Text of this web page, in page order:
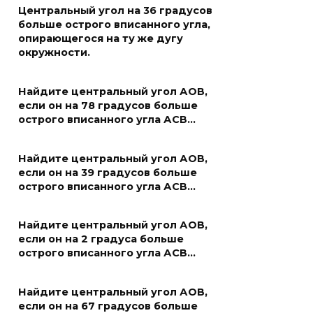
Центральный угол на 36 градусов
больше острого вписанного угла,
опирающегося на ту же дугу
окружности.
Найдите центральный угол АОВ,
если он на 78 градусов больше
острого вписанного угла АСВ…
Найдите центральный угол АОВ,
если он на 39 градусов больше
острого вписанного угла АСВ…
Найдите центральный угол АОВ,
если он на 2 градуса больше
острого вписанного угла АСВ…
Найдите центральный угол АОВ,
если он на 67 градусов больше